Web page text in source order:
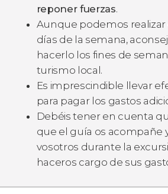
reponer fuerzas.
Aunque podemos
días de la semana,
hacerlo los fines de
turismo local.
Es imprescindible llevar
para pagar los gastos
Debéis tener en cuenta
que el guía os acompañe
vosotros durante la
haceros cargo de sus